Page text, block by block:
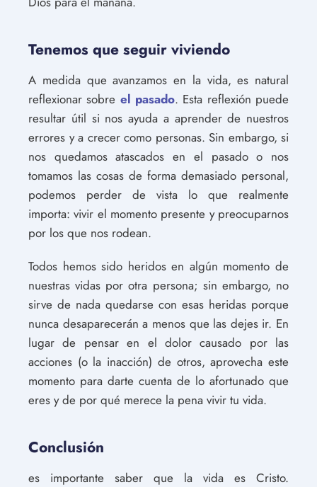
Tenemos que seguir viviendo
A medida que avanzamos en la vida, es natural
reflexionar sobre el pasado. Esta reflexión puede
resultar útil si nos ayuda a aprender de nuestros
errores y a crecer como personas. Sin embargo, si
nos quedamos atascados en el pasado o nos
tomamos las cosas de forma demasiado personal,
podemos perder de vista lo que realmente
importa: vivir el momento presente y preocuparnos
por los que nos rodean.
Todos hemos sido heridos en algún momento de
nuestras vidas por otra persona; sin embargo, no
sirve de nada quedarse con esas heridas porque
nunca desaparecerán a menos que las dejes ir. En
lugar de pensar en el dolor causado por las
acciones (o la inacción) de otros, aprovecha este
momento para darte cuenta de lo afortunado que
eres y de por qué merece la pena vivir tu vida.
Conclusión
es importante saber que la vida es Cristo.